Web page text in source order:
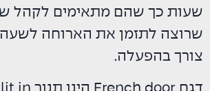
שעות כך שהם מתאימים לקהל
שרוצה לתזמן את הארוחה
צורך בהפעלה.